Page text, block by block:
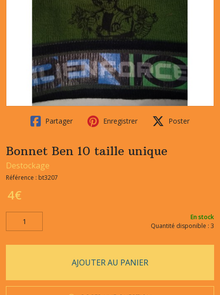
Partager Enregistrer Poster
Bonnet Ben 10 taille unique
Destockage
Référence : bt3207
4€
En stock
Quantité disponible : 3
AJOUTER AU PANIER